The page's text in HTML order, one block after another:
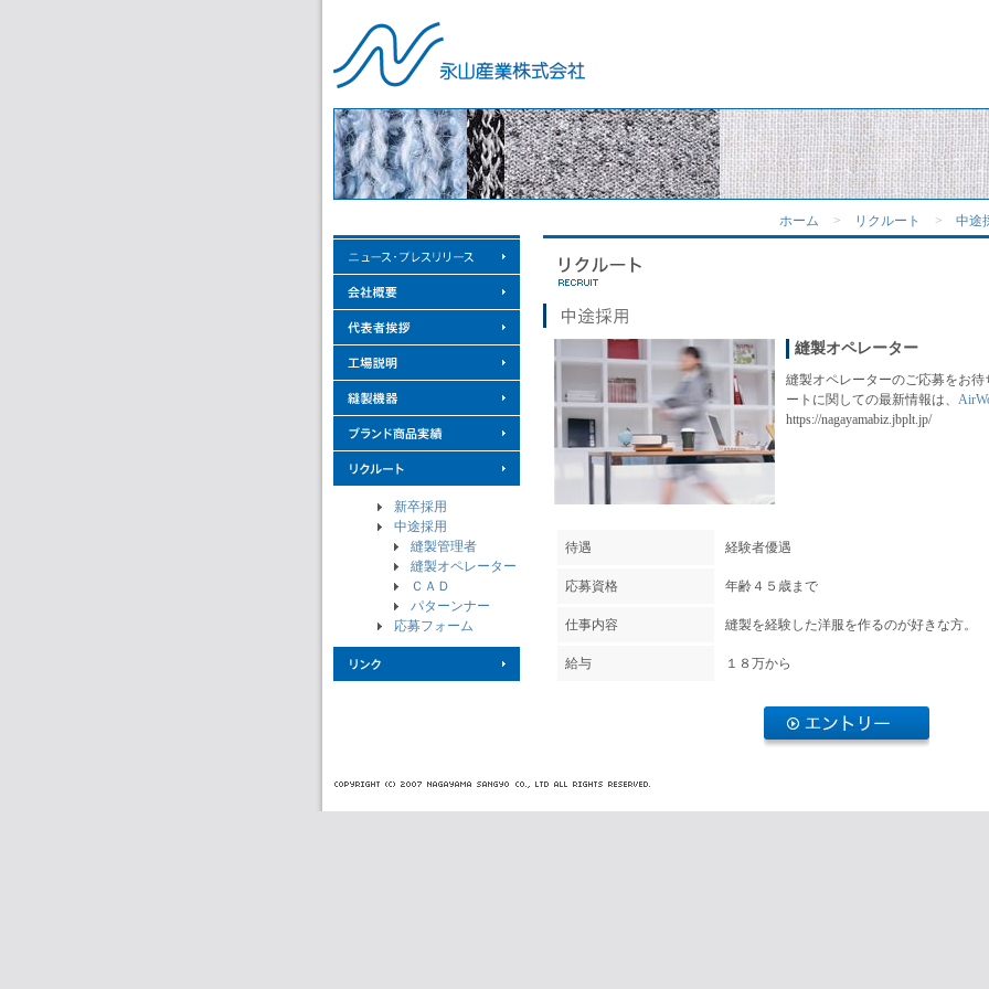
ホーム > リクルート > 中途
新卒採用
中途採用
縫製管理者
縫製オペレーター
ＣＡＤ
パターンナー
応募フォーム
縫製オペレーター
縫製オペレーターのご応募をお
ートに関しての最新情報は、
https://nagayamabiz.jbplt.jp/
待遇 経験者優遇
応募資格 年齢４５歳まで
仕事内容 縫製を経験した洋服を作るのが好きな方。
給与 １８万から